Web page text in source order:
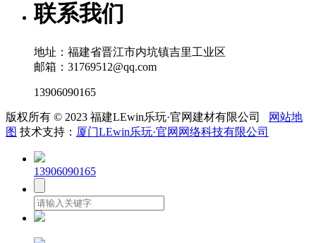
联系我们
地址：福建省晋江市内坑镇吉里工业区
邮箱：31769512@qq.com
13906090165
版权所有 © 2023 福建LEwin乐玩·官网建材有限公司
网站地
图 技术支持： 厦门LEwin乐玩·官网网络科技有限公司
13906090165